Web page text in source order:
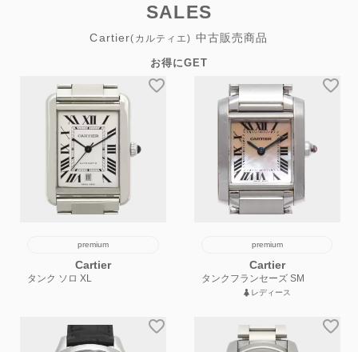
SALES
Cartier(カルティエ) 中古販売商品
お得にGET
premium
Cartier
タンク ソロ XL
premium
Cartier
タンクフランセーズ SM
レディース